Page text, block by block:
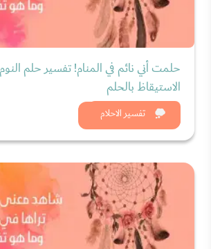
تفسير الاحلام
حلمت أني نائم في المنام! تفسير حلم
الاستيقاظ بالحلم
شاهد الان